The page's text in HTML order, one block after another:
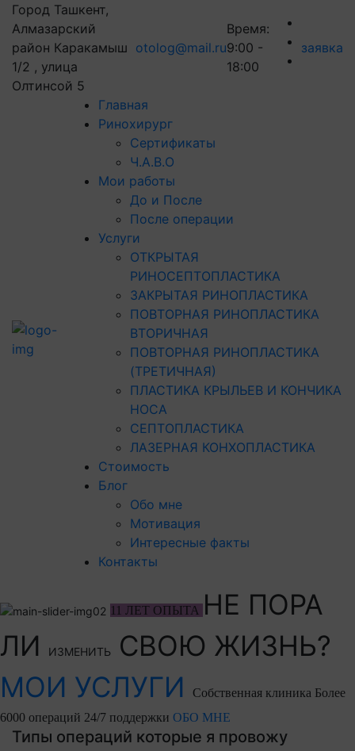
Город Ташкент,
Алмазарский
район Каракамыш
1/2 , улица
Олтинсой 5
otolog@mail.ru
Время:
9:00 -
18:00
заявка
Главная
Ринохирург
Сертификаты
Ч.А.В.О
Мои работы
До и После
После операции
Услуги
ОТКРЫТАЯ
РИНОСЕПТОПЛАСТИКА
ЗАКРЫТАЯ РИНОПЛАСТИКА
ПОВТОРНАЯ РИНОПЛАСТИКА
ВТОРИЧНАЯ
ПОВТОРНАЯ РИНОПЛАСТИКА
(ТРЕТИЧНАЯ)
ПЛАСТИКА КРЫЛЬЕВ И КОНЧИКА
НОСА
СЕПТОПЛАСТИКА
ЛАЗЕРНАЯ КОНХОПЛАСТИКА
Стоимость
Блог
Обо мне
Мотивация
Интересные факты
Контакты
11 ЛЕТ ОПЫТА НЕ ПОРА
ЛИ
ИЗМЕНИТЬ
СВОЮ ЖИЗНЬ?
МОИ УСЛУГИ
Собственная клиника Более
6000 операций 24/7 поддержки ОБО МНЕ
Типы операций которые я провожу